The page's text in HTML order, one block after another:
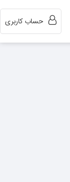
حساب کاربری